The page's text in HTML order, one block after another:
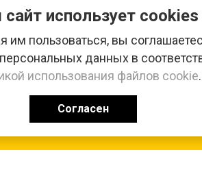
использует cookies
им пользоваться, вы
данных в
использования файлов cookie.
Согласен